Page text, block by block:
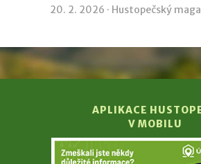
20. 2. 2026 · Hustopečský
APLIKACE
V MOBILU